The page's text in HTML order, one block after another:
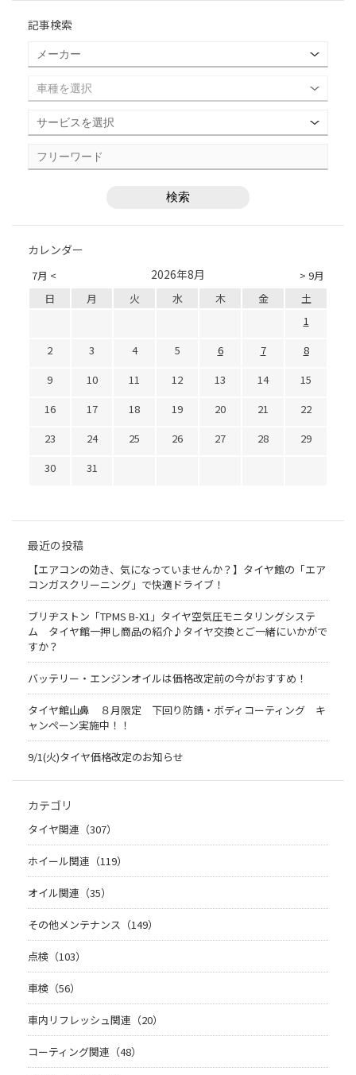
記事検索
カレンダー
7月 < > 9月
2026年8月
日 月 火 水 木 金
土
1
2
3 4 5 6 7
8
9
10 11 12 13 14
15
16
17 18 19 20 21
22
23
24 25 26 27 28
29
30
31
最近の投稿
【エアコンの効き、気になっていませんか？】タイヤ館の「エア
コンガスクリーニング」で快適ドライブ！
ブリヂストン「TPMS B-X1」タイヤ空気圧モニタリングシステ
ム タイヤ館一押し商品の紹介♪タイヤ交換とご一緒にいかがで
すか？
バッテリー・エンジンオイルは価格改定前の今がおすすめ！
タイヤ館山鼻 ８月限定 下回り防錆・ボディコーティング キ
ャンペーン実施中！！
9/1(火)タイヤ価格改定のお知らせ
カテゴリ
タイヤ関連（307）
ホイール関連（119）
オイル関連（35）
その他メンテナンス（149）
点検（103）
車検（56）
車内リフレッシュ関連（20）
コーティング関連（48）